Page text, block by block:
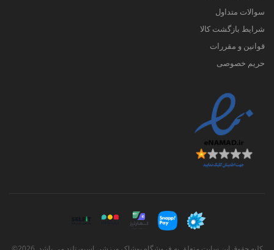
سوالات متداول
شرایط بازگشت کالا
قوانین و مقررات
حریم خصوصی